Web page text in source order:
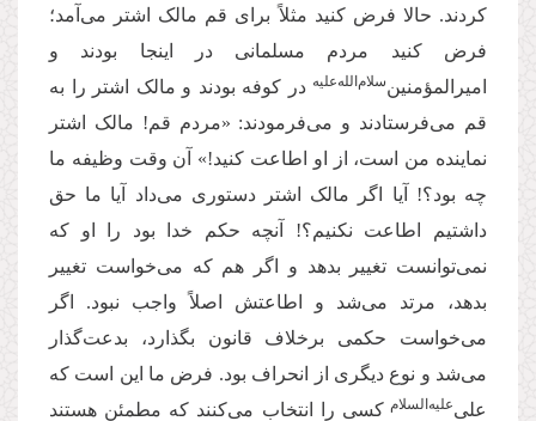
کردند. حالا فرض کنید مثلاً برای قم مالک اشتر می‌آمد؛
فرض کنید مردم مسلمانی در اینجا بودند و
امیرالمؤمنین‌‌سلام‌‌الله‌‌عليه در کوفه بودند و مالک اشتر را به
قم می‌فرستادند و می‌فرمودند: «مردم قم! مالک اشتر
نماینده من است، از او اطاعت کنید!» آن وقت وظیفه‌ ما
چه بود؟! آیا اگر مالک اشتر دستوری می‌داد آیا ما حق
داشتیم اطاعت نکنیم؟! آنچه حکم خدا بود را او که
نمی‌توانست تغییر بدهد و اگر هم که می‌خواست تغییر
بدهد، مرتد می‌شد و اطاعتش اصلاً واجب نبود. اگر
می‌خواست حکمی برخلاف قانون بگذارد، بدعت‌گذار
می‌شد و نوع دیگری از انحراف بود. فرض ما این است که
علی‌علیه‌‌السلامکسی را انتخاب می‌کنند که مطمئن هستند